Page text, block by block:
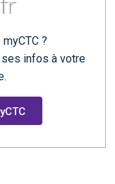
?
infos à votre